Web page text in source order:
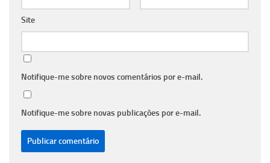
Site
Notifique-me sobre novos comentários por e-mail.
Notifique-me sobre novas publicações por e-mail.